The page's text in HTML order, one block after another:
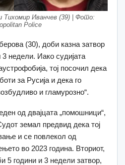
Тихомир Иванчев (39) | Фото:
Police
(30), доби казна затвор
недели. Иако судијата
тој посочил дека
за Русија и дека го
и гламурозно“.
од двајцата „помошници“,
земал предвид дека тој
и се повлекол од
во 2023 година. Вториот,
5 години и 3 недели затвор,